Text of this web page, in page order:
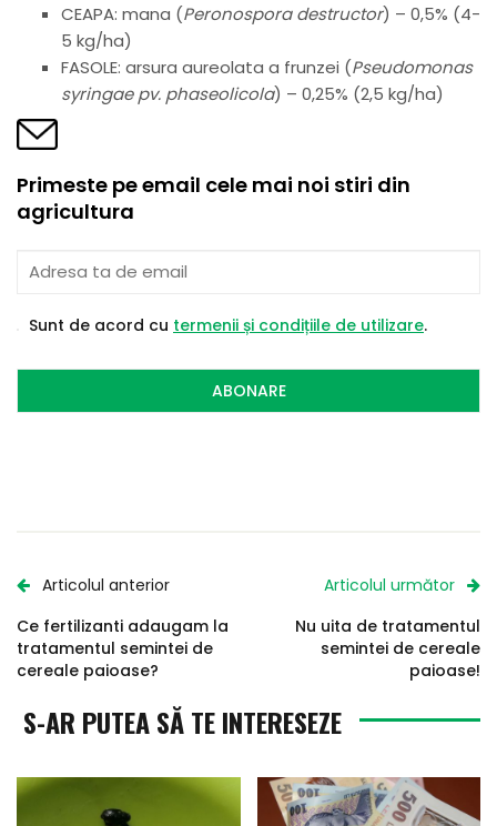
CEAPA: mana (Peronospora destructor) – 0,5% (4-
5 kg/ha)
FASOLE: arsura aureolata a frunzei (Pseudomonas
syringae pv. phaseolicola) – 0,25% (2,5 kg/ha)
Primeste pe email cele mai noi stiri din
agricultura
Sunt de acord cu termenii și condițiile de utilizare.
ABONARE
Articolul anterior
Ce fertilizanti adaugam la
tratamentul semintei de
cereale paioase?
Articolul următor
Nu uita de tratamentul
semintei de cereale
paioase!
S-AR PUTEA SĂ TE INTERESEZE